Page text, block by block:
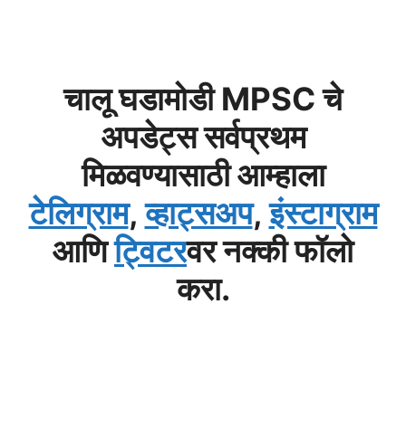
चालू घडामोडी MPSC चे
अपडेट्स सर्वप्रथम
मिळवण्यासाठी आम्हाला
टेलिग्राम,व्हाट्सअप,इंस्टाग्राम
आणिट्विटरवर नक्की फॉलो
करा.